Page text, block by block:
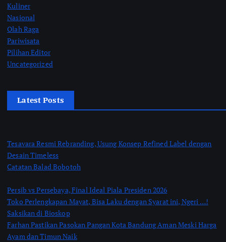
Kuliner
Nasional
Olah Raga
Pariwisata
Pilihan Editor
Uncategorized
Latest Posts
Tesavara Resmi Rebranding, Usung Konsep Refined Label dengan
Desain Timeless
Catatan Balad Bobotoh
Persib vs Persebaya, Final Ideal Piala Presiden 2026
Toko Perlengkapan Mayat, Bisa Laku dengan Syarat ini, Ngeri …!
Saksikan di Bioskop
Farhan Pastikan Pasokan Pangan Kota Bandung Aman Meski Harga
Ayam dan Timun Naik